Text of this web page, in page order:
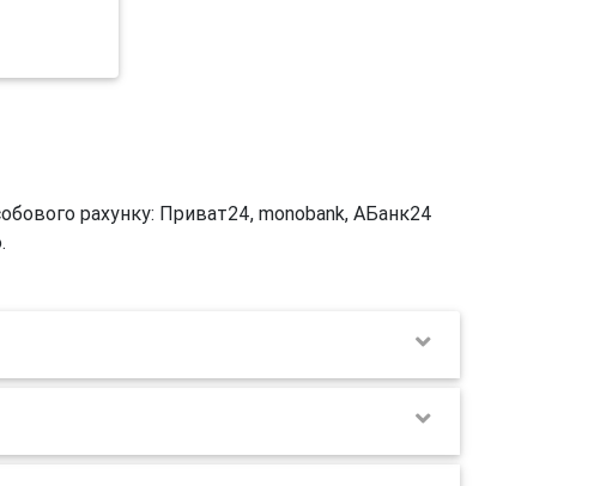
рахунку: Приват24, monobank, АБанк24